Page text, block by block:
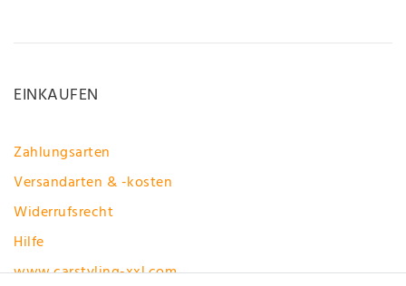
EINKAUFEN
Zahlungsarten
Versandarten & -kosten
Widerrufsrecht
Hilfe
www.carstyling-xxl.com